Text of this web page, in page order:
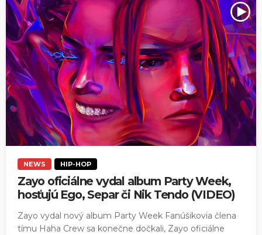
NEWS HIP-HOP
Zayo oficiálne vydal album Party Week,
hosťujú Ego, Separ či Nik Tendo (VIDEO)
Zayo vydal nový album Party Week Fanúšikovia člena
tímu Haha Crew sa konečne dočkali, Zayo oficiálne